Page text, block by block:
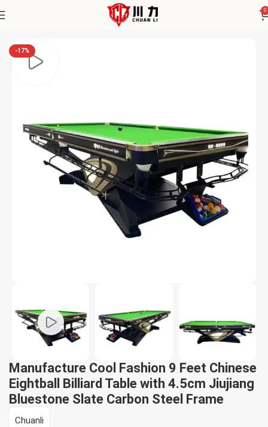
0
-17%
Manufacture Cool Fashion 9 Feet Chinese
Eightball Billiard Table with 4.5cm Jiujiang
Bluestone Slate Carbon Steel Frame
Chuanli